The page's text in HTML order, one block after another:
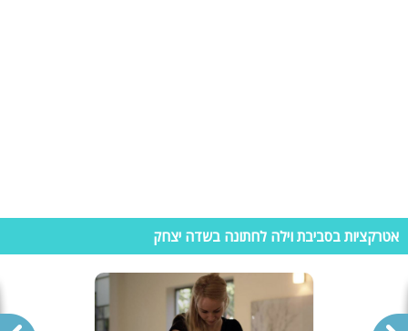
אם חיפשתם וילות עם מתחמי ספא לאירוע, מסיבה או סתם נופש מפנק.
תוכלו למצוא וילות עם ג'קוזי ספא או אפילו טוב יותר- וילות עם מתחמי ספא
בשדה יצחק. הוילות מציעות לכם מתחם שכולו שלווה ורוגע הכולל סאונה
יבשה או רטובה, ג'קוזי ספא גדול, בריכה מחוממת וכן טיפולי עיסוי מקצועיים.
גם בחורף תוכלו להנות ממתחם הספא- המתחם מקורה ומחומם.
אטרקציות בסביבת וילה לחתונה בשדה יצחק